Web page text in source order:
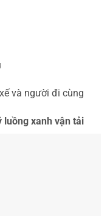
và người đi cùng
luồng xanh vận tải